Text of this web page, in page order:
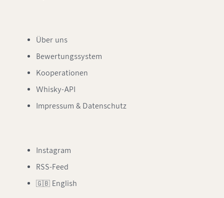
Über uns
Bewertungssystem
Kooperationen
Whisky-API
Impressum & Datenschutz
Instagram
RSS-Feed
🇬🇧 English